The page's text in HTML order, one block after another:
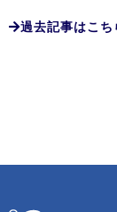
過去記事はこち